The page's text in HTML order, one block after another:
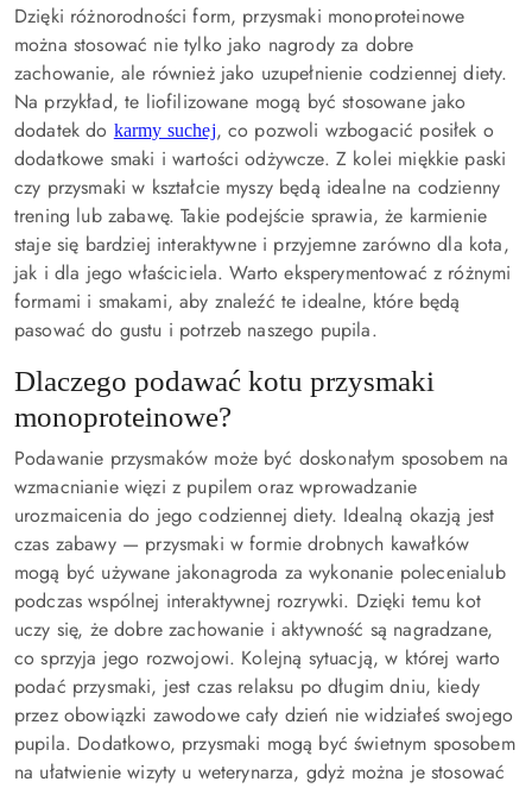
Dzięki różnorodności form, przysmaki monoproteinowe
można stosować nie tylko jako nagrody za dobre
zachowanie, ale również jako uzupełnienie codziennej diety.
Na przykład, te liofilizowane mogą być stosowane jako
dodatek do karmy suchej, co pozwoli wzbogacić posiłek o
dodatkowe smaki i wartości odżywcze. Z kolei miękkie paski
czy przysmaki w kształcie myszy będą idealne na codzienny
trening lub zabawę. Takie podejście sprawia, że karmienie
staje się bardziej interaktywne i przyjemne zarówno dla kota,
jak i dla jego właściciela. Warto eksperymentować z różnymi
formami i smakami, aby znaleźć te idealne, które będą
pasować do gustu i potrzeb naszego pupila.
Dlaczego podawać kotu przysmaki
monoproteinowe?
Podawanie przysmaków może być doskonałym sposobem na
wzmacnianie więzi z pupilem oraz wprowadzanie
urozmaicenia do jego codziennej diety. Idealną okazją jest
czas zabawy — przysmaki w formie drobnych kawałków
mogą być używane jakonagroda za wykonanie polecenialub
podczas wspólnej interaktywnej rozrywki. Dzięki temu kot
uczy się, że dobre zachowanie i aktywność są nagradzane,
co sprzyja jego rozwojowi. Kolejną sytuacją, w której warto
podać przysmaki, jest czas relaksu po długim dniu, kiedy
przez obowiązki zawodowe cały dzień nie widziałeś swojego
pupila. Dodatkowo, przysmaki mogą być świetnym sposobem
na ułatwienie wizyty u weterynarza, gdyż można je stosować